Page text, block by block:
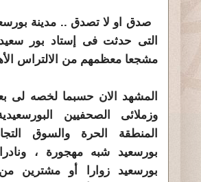
صدق او لا تصدق .. مدينة بور
التى حدثت فى إستاد بور
مشجعا معظمهم من الالتراس
المشهد الان حسبما لخصه لى
وزملائى الصحفيين ا لبور سعيد
المنطقة الحرة والسوق
بور سعيد شبه مهجورة ،
بور سعيدزوارا أو مشترين